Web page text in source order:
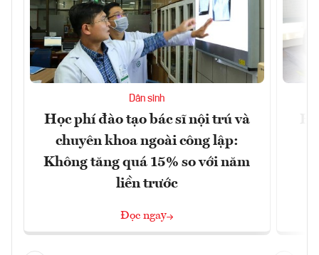
Dân sinh
Học phí đào tạo bác sĩ nội trú và
chuyên khoa ngoài công lập:
Không tăng quá 15% so với năm
liền trước
Đọc ngay